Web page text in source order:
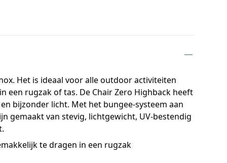
Het is ideaal voor alle outdoor activiteiten
een rugzak of tas. De Chair Zero Highback heeft
bijzonder licht. Met het bungee-systeem aan
gemaakt van stevig, lichtgewicht, UV-bestendig
te dragen in een rugzak